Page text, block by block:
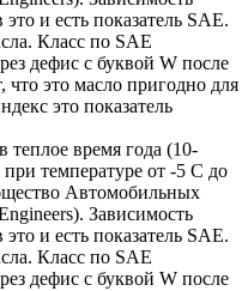
и есть показатель SAE.
Класс по SAE
дефис с буквой W после
это масло пригодно для
это показатель
теплое время года (10-
температуре от -5 С до
Автомобильных
Зависимость
и есть показатель SAE.
Класс по SAE
дефис с буквой W после